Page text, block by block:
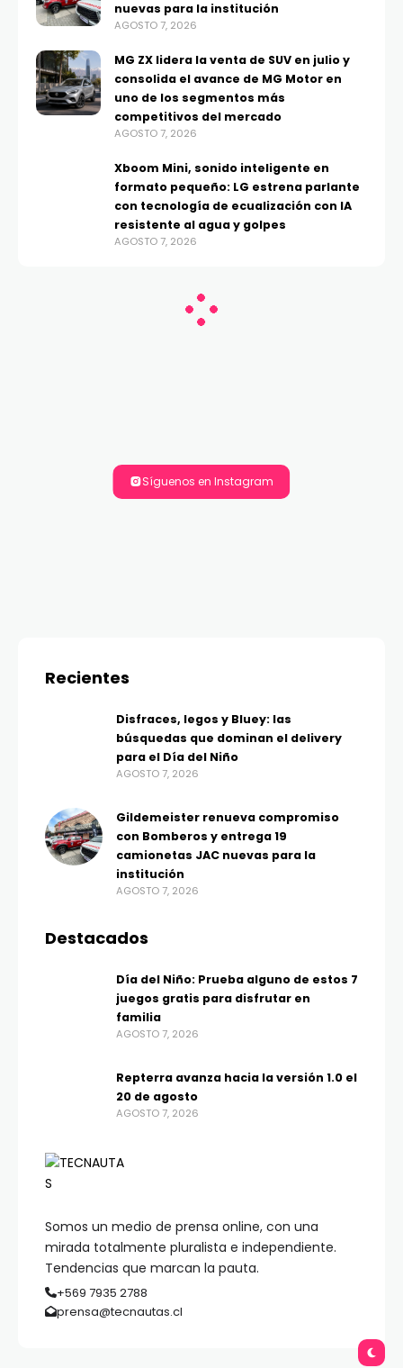
nuevas para la institución
AGOSTO 7, 2026
MG ZX lidera la venta de SUV en julio y
consolida el avance de MG Motor en
uno de los segmentos más
competitivos del mercado
AGOSTO 7, 2026
Xboom Mini, sonido inteligente en
formato pequeño: LG estrena parlante
con tecnología de ecualización con IA
resistente al agua y golpes
AGOSTO 7, 2026
Síguenos en Instagram
Somos un medio de prensa online, con una
mirada totalmente pluralista e independiente.
Tendencias que marcan la pauta.
+569 7935 2788
prensa@tecnautas.cl
Recientes
Disfraces, legos y Bluey: las
búsquedas que dominan el delivery
para el Día del Niño
AGOSTO 7, 2026
Gildemeister renueva compromiso
con Bomberos y entrega 19
camionetas JAC nuevas para la
institución
AGOSTO 7, 2026
Destacados
Día del Niño: Prueba alguno de estos 7
juegos gratis para disfrutar en
familia
AGOSTO 7, 2026
Repterra avanza hacia la versión 1.0 el
20 de agosto
AGOSTO 7, 2026